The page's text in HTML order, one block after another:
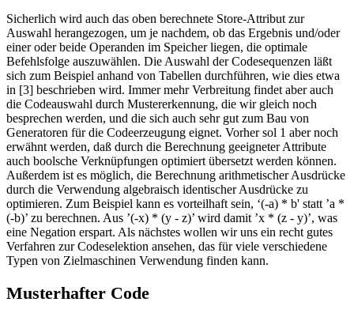
Sicherlich wird auch das oben berechnete Store-Attribut zur
Auswahl herangezogen, um je nachdem, ob das Ergebnis und/oder
einer oder beide Operanden im Speicher liegen, die optimale
Befehlsfolge auszuwählen. Die Auswahl der Codesequenzen läßt
sich zum Beispiel anhand von Tabellen durchführen, wie dies etwa
in [3] beschrieben wird. Immer mehr Verbreitung findet aber auch
die Codeauswahl durch Mustererkennung, die wir gleich noch
besprechen werden, und die sich auch sehr gut zum Bau von
Generatoren für die Codeerzeugung eignet. Vorher sol 1 aber noch
erwähnt werden, daß durch die Berechnung geeigneter Attribute
auch boolsche Verknüpfungen optimiert übersetzt werden können.
Außerdem ist es möglich, die Berechnung arithmetischer Ausdrücke
durch die Verwendung algebraisch identischer Ausdrücke zu
optimieren. Zum Beispiel kann es vorteilhaft sein, ‘(-a) * b' statt ’a *
(-b)’ zu berechnen. Aus ’(-x) * (y - z)’ wird damit ’x * (z - y)’, was
eine Negation erspart. Als nächstes wollen wir uns ein recht gutes
Verfahren zur Codeselektion ansehen, das für viele verschiedene
Typen von Zielmaschinen Verwendung finden kann.
Musterhafter Code